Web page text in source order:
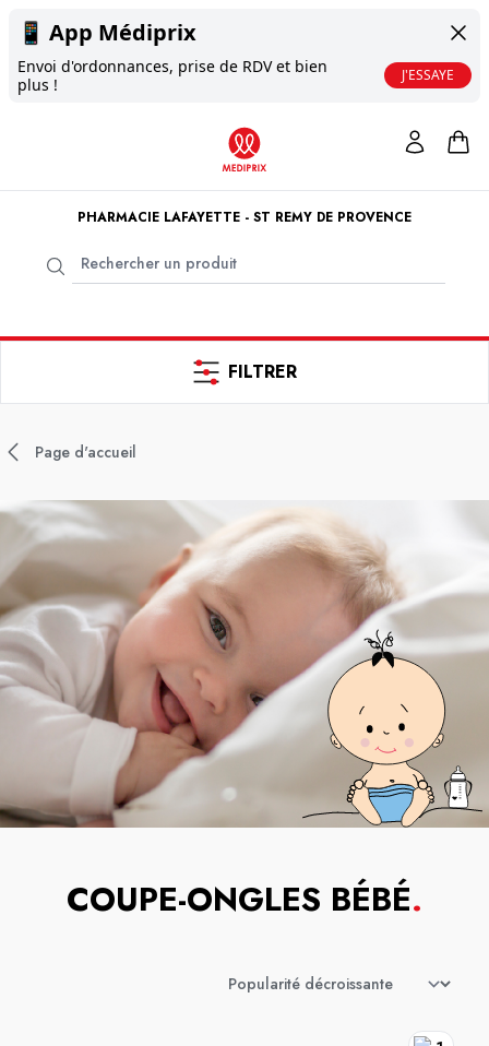
📱 App Médiprix
Envoi d'ordonnances, prise de RDV et bien
plus !
J'ESSAYE
PHARMACIE LAFAYETTE - ST REMY DE PROVENCE
FILTRER
Page d'accueil
COUPE-ONGLES BÉBÉ.